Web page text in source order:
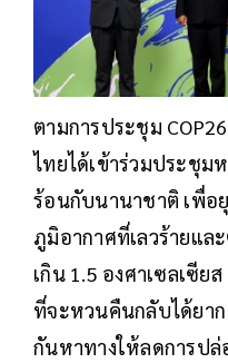
ตามการประชุม
ไทยได้เข้าร่วมประชุม
ร้อนกับนานาชาติ เพื่อ
ภูมิอากาศที่เลวร้ายแ
เกิน 1.5 องศาเซลเซีย
ที่จะหวนคืนกลับได้ยา
กันหาทางให้ลดการป